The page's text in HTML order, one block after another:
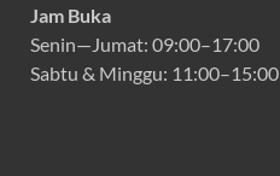
Jam Buka
Senin—Jumat: 09:00–17:00
Sabtu & Minggu: 11:00–15:00